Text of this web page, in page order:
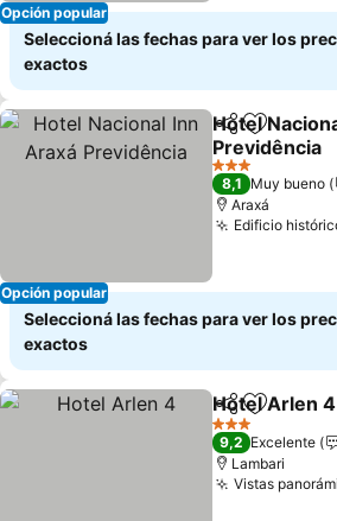
Opción popular
Seleccioná las fechas para ver los
exactos
Opción popular
Compartir
Añadir a
Hotel
Previdência
3 Estrellas
8,1 Muy bueno
Araxá
Edificio
Seleccioná las fechas para ver los
exactos
Compartir
Añadir a
Hotel Arlen 4
3 Estrellas
9,2 Excelente
Lambari
Vistas